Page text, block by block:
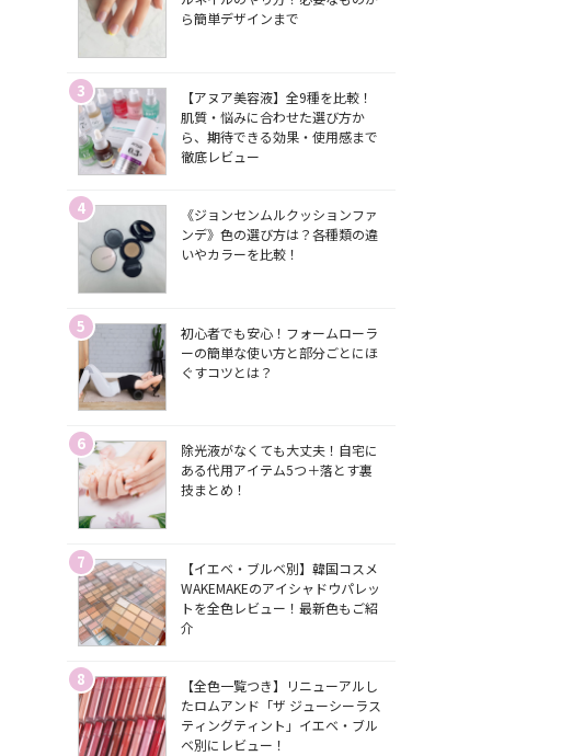
ら簡単デザインまで
3
【アヌア美容液】全9種を比較！
肌質・悩みに合わせた選び方か
ら、期待できる効果・使用感まで
徹底レビュー
4
《ジョンセンムルクッションファ
ンデ》色の選び方は？各種類の違
いやカラーを比較！
5
初心者でも安心！フォームローラ
ーの簡単な使い方と部分ごとにほ
ぐすコツとは？
6
除光液がなくても大丈夫！自宅に
ある代用アイテム5つ＋落とす裏
技まとめ！
7
【イエベ・ブルベ別】韓国コスメ
WAKEMAKEのアイシャドウパレッ
トを全色レビュー！最新色もご紹
介
8
【全色一覧つき】リニューアルし
たロムアンド「ザ ジューシーラス
ティングティント」イエベ・ブル
ベ別にレビュー！